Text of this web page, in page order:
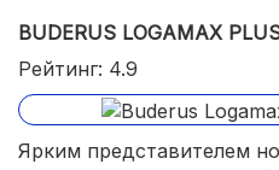
BUDERUS LOGAMAX
Рейтинг: 4.9
Ярким представителем